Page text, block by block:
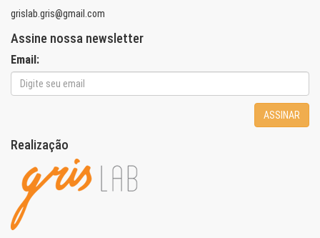
grislab.gris@gmail.com
Assine nossa newsletter
Email:
ASSINAR
Realização